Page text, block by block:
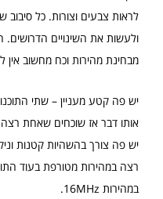
ולעשות את השינויים
מבחינת מהירות וכח מחשוב אין
יש פה קטע מעניין – שתי
אותו דבר אז שוכחים שאחת
יש פה צורך בהשהיות קטנות
רצה במהירות מטורפת בעוד
במהירות 16MHz.